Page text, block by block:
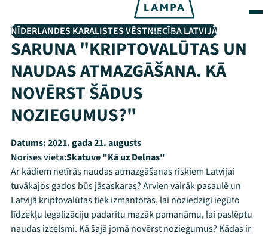
NĪDERLANDES KARALISTES VĒSTNIECĪBA LATVIJĀ
SARUNA "KRIPTOVALŪTAS UN
NAUDAS ATMAZGĀŠANA. KĀ
NOVĒRST ŠĀDUS
NOZIEGUMUS?"
Datums:2021. gada 21. augusts
Norises vieta:Skatuve "Kā uz Delnas"
Ar kādiem netīrās naudas atmazgāšanas riskiem Latvijai
tuvākajos gados būs jāsaskaras? Arvien vairāk pasaulē un
Latvijā kriptovalūtas tiek izmantotas, lai noziedzīgi iegūto
līdzekļu legalizāciju padarītu mazāk pamanāmu, lai paslēptu
naudas izcelsmi. Kā šajā jomā novērst noziegumus? Kādas ir